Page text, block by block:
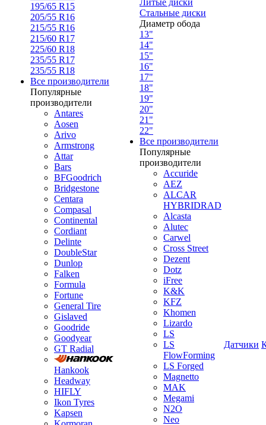
195/65 R15
205/55 R16
215/55 R16
215/60 R17
225/60 R18
235/55 R17
235/55 R18
Все производители
Популярные
производители
Antares
Aosen
Arivo
Armstrong
Attar
Bars
BFGoodrich
Bridgestone
Centara
Compasal
Continental
Cordiant
Delinte
DoubleStar
Dunlop
Falken
Formula
Fortune
General Tire
Gislaved
Goodride
Goodyear
GT Radial
Hankook
Headway
HIFLY
Ikon Tyres
Kapsen
Литые диски
Стальные диски
Диаметр обода
13"
14"
15"
16"
17"
18"
19"
20"
21"
22"
Все производители
Популярные
производители
Accuride
AEZ
ALCAR
HYBRIDRAD
Alcasta
Alutec
Carwel
Cross Street
Dezent
Dotz
iFree
K&K
KFZ
Khomen
Lizardo
LS
LS
FlowForming
LS Forged
Magnetto
MAK
Megami
N2O
Neo
Датчики